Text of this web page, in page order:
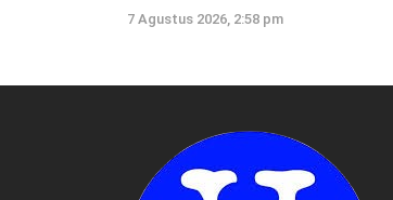
7 Agustus 2026, 2:58 pm